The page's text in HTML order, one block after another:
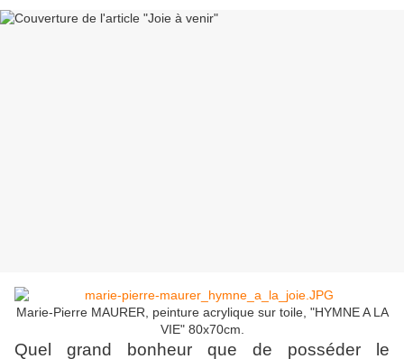
Marie-Pierre MAURER, peinture acrylique sur toile, "HYMNE A LA
VIE" 80x70cm.
Quel grand bonheur que de posséder le